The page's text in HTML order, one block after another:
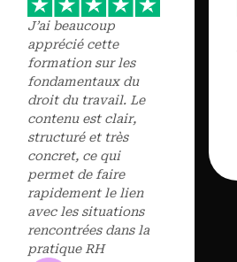
J’ai beaucoup
apprécié cette
formation sur les
fondamentaux du
droit du travail. Le
contenu est clair,
structuré et très
concret, ce qui
permet de faire
rapidement le lien
avec les situations
rencontrées dans la
pratique RH